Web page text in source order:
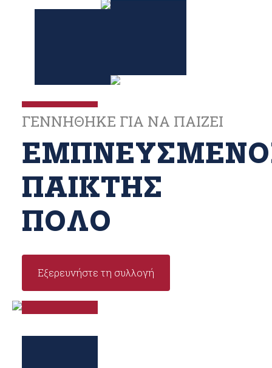
ΓΕΝΝΗΘΗΚΕ ΓΙΑ ΝΑ ΠΑΙΖΕΙ
ΠΑΊΚΤΗΣ
ΠΌΛΟ
Εξερευνήστε τη συλλογή